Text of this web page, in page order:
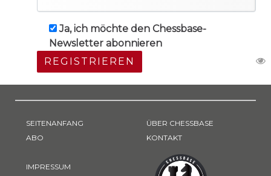
Ja, ich möchte den Chessbase-
Newsletter abonnieren
REGISTRIEREN
SEITENANFANG
ABO
IMPRESSUM
ÜBER CHESSBASE
KONTAKT